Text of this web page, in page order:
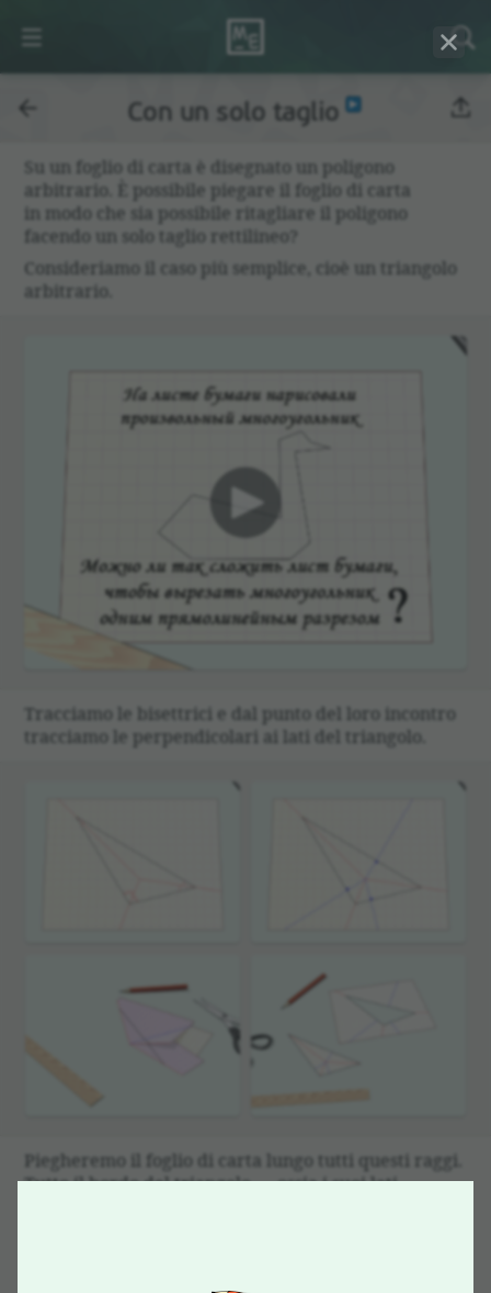
Con un solo taglio
Su un foglio di carta è disegnato un poligono
arbitrario. È possibile piegare il foglio di carta
in modo che sia possibile ritagliare il poligono
facendo un solo taglio rettilineo?
Consideriamo il caso più semplice, cioè un triangolo
arbitrario.
Tracciamo le bisettrici e dal punto del loro incontro
tracciamo le perpendicolari ai lati del triangolo.
Piegheremo il foglio di carta lungo tutti questi raggi.
Tutto il bordo del triangolo — ossia i suoi lati —